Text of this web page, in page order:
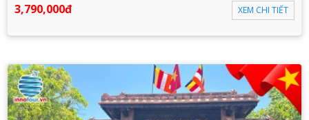
3,790,000đ XEM CHI TIẾT